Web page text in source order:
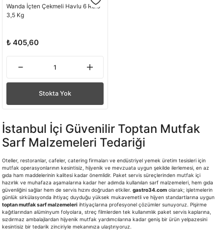
Wanda İçten Çekmeli Havlu 6 Rulo
3,5 Kg
₺ 405,60
Stokta Yok
İstanbul İçi Güvenilir Toptan Mutfak
Sarf Malzemeleri Tedariği
Oteller, restoranlar, cafeler, catering firmaları ve endüstriyel yemek üretim tesisleri için
mutfak operasyonlarının kesintisiz, hijyenik ve mevzuata uygun şekilde ilerlemesi, en az
gıda ham maddelerinin kalitesi kadar önemlidir. Paket servis süreçlerinden mutfak içi
hazırlık ve muhafaza aşamalarına kadar her adımda kullanılan sarf malzemeleri, hem gıda
güvenliğini sağlar hem de servis hızını doğrudan etkiler. gastro34.com olarak; işletmelerin
günlük sirkülasyonda ihtiyaç duyduğu yüksek mukavemetli ve hijyen standartlarına uygun
toptan mutfak sarf malzemeleri ihtiyaçlarına profesyonel çözümler sunuyoruz. Pişirme
kağıtlarından alüminyum folyolara, streç filmlerden tek kullanımlık paket servis kaplarına,
sızdırmaz ambalajlardan hijyenik mutfak yardımcılarına kadar geniş bir ürün yelpazesini
kesintisiz bir tedarik zinciriyle mekanınıza ulaştırıyoruz.